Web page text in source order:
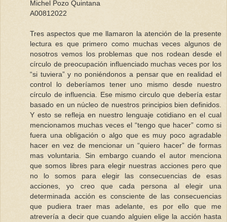
Michel Pozo Quintana
A00812022
Tres aspectos que me llamaron la atención de la presente
lectura es que primero como muchas veces algunos de
nosotros vemos los problemas que nos rodean desde el
círculo de preocupación influenciado muchas veces por los
“si tuviera” y no poniéndonos a pensar que en realidad el
control lo deberíamos tener uno mismo desde nuestro
círculo de influencia. Ese mismo circulo que debería estar
basado en un núcleo de nuestros principios bien definidos.
Y esto se refleja en nuestro lenguaje cotidiano en el cual
mencionamos muchas veces el “tengo que hacer” como si
fuera una obligación o algo que es muy poco agradable
hacer en vez de mencionar un “quiero hacer” de formas
mas voluntaria. Sin embargo cuando el autor menciona
que somos libres para elegir nuestras acciones pero que
no lo somos para elegir las consecuencias de esas
acciones, yo creo que cada persona al elegir una
determinada acción es consciente de las consecuencias
que pudiera traer mas adelante, es por ello que me
atrevería a decir que cuando alguien elige la acción hasta